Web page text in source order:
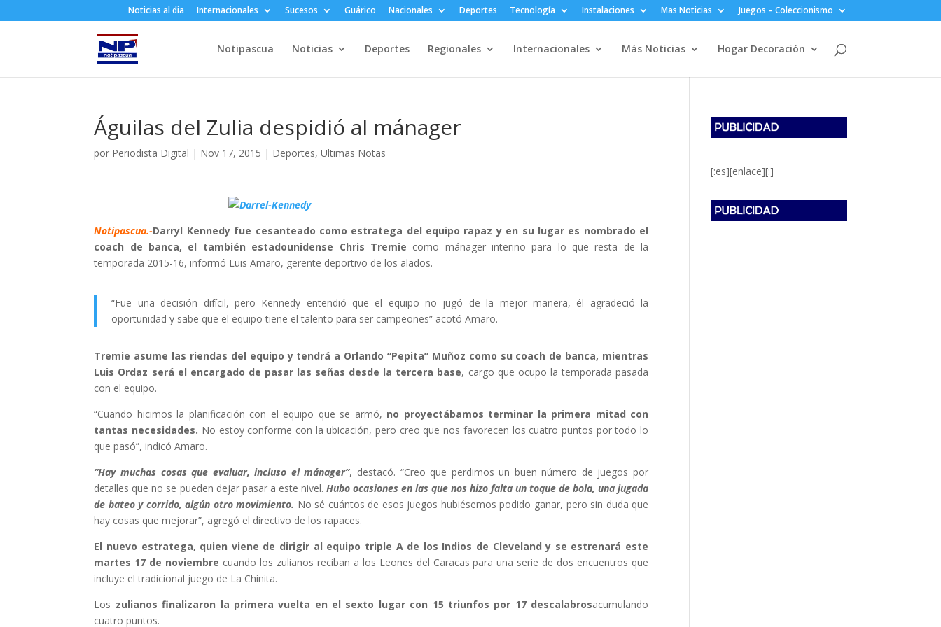
Noticias al dia Internacionales Sucesos Guárico Nacionales Deportes Tecnología Instalaciones Mas Noticias Juegos – Coleccionismo
Notipascua Noticias Deportes Regionales Internacionales Más Noticias Hogar Decoración
Águilas del Zulia despidió al mánager
por Periodista Digital | Nov 17, 2015 | Deportes,Ultimas Notas
Notipascua.-Darryl Kennedy fue cesanteado como estratega del equipo rapaz y en su lugar es nombrado el
coach de banca, el también estadounidense Chris Tremie como mánager interino para lo que resta de la
temporada 2015-16, informó Luis Amaro, gerente deportivo de los alados.
“Fue una decisión difícil, pero Kennedy entendió que el equipo no jugó de la mejor manera, él agradeció la
oportunidad y sabe que el equipo tiene el talento para ser campeones” acotó Amaro.
Tremie asume las riendas del equipo y tendrá a Orlando “Pepita” Muñoz como su coach de banca, mientras
Luis Ordaz será el encargado de pasar las señas desde la tercera base, cargo que ocupo la temporada pasada
con el equipo.
“Cuando hicimos la planificación con el equipo que se armó, no proyectábamos terminar la primera mitad con
tantas necesidades. No estoy conforme con la ubicación, pero creo que nos favorecen los cuatro puntos por todo lo
que pasó”, indicó Amaro.
“Hay muchas cosas que evaluar, incluso el mánager”, destacó. “Creo que perdimos un buen número de juegos por
detalles que no se pueden dejar pasar a este nivel. Hubo ocasiones en las que nos hizo falta un toque de bola, una jugada
de bateo y corrido, algún otro movimiento. No sé cuántos de esos juegos hubiésemos podido ganar, pero sin duda que
hay cosas que mejorar”, agregó el directivo de los rapaces.
El nuevo estratega, quien viene de dirigir al equipo triple A de los Indios de Cleveland y se estrenará este
martes 17 de noviembre cuando los zulianos reciban a los Leones del Caracas para una serie de dos encuentros que
incluye el tradicional juego de La Chinita.
Los zulianos finalizaron la primera vuelta en el sexto lugar con 15 triunfos por 17 descalabrosacumulando
cuatro puntos.
[:es][enlace][:]